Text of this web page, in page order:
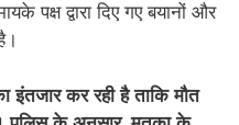
पक्ष द्वारा दिए गए बयानों और
इंतजार कर रही है ताकि मौत